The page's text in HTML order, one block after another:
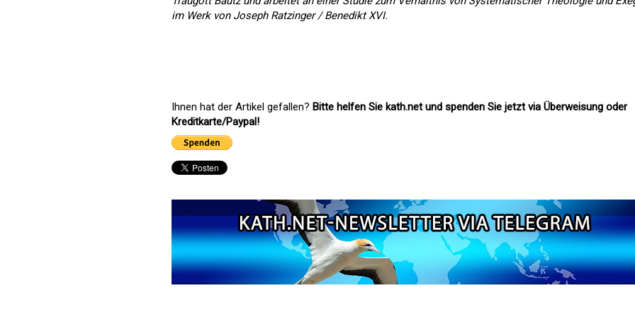
im Werk von Joseph Ratzinger / Benedikt XVI.
Ihnen hat der Artikel gefallen? Bitte helfen Sie kath.net und spenden Sie jetzt via Überweisung oder
Kreditkarte/Paypal!